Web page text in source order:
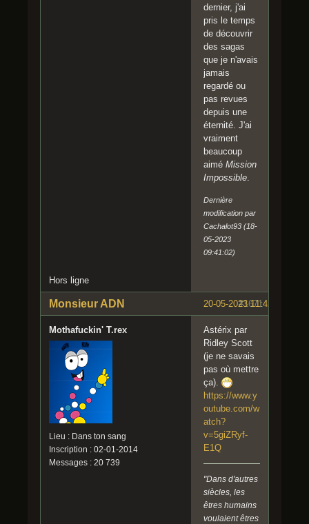
dernier, j'ai
pris le temps
de découvrir
des sagas
que je n'avais
jamais
regardé ou
pas revues
depuis une
éternité. J'ai
vraiment
beaucoup
aimé Mission
Impossible
Dernière
modification par
Cachalot93 (18-
05-2023
09:41:02)
Hors ligne
#1671
20-05-2023 11:42:08
Monsieur ADN
Mothafuckin' T.rex
Lieu : Dans ton sang
Inscription : 02-01-2014
Messages : 20 739
Astérix par
Ridley Scott
(je ne savais
pas où mettre
ça).
https://www.y
outube.com/w
atch?
v=5giZRyf-
E1Q
"Dans d'autres
siècles, les
êtres humains
voulaient êtres